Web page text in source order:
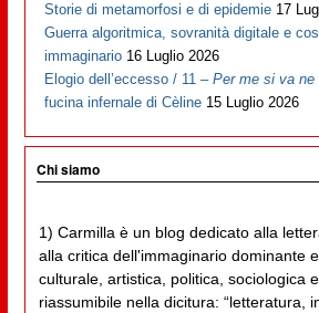
Storie di metamorfosi e di epidemie 17
Guerra algoritmica, sovranità digitale e
immaginario 16 Luglio 2026
Elogio dell’eccesso / 11 –Per me si va
fucina infernale di Cèline 15 Luglio 2026
Chi siamo
1) Carmilla è un blog dedicato alla
alla critica dell'immaginario dominante
culturale, artistica, politica, sociologica e
riassumibile nella dicitura: “letteratura,